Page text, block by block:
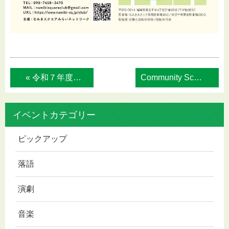
« 令和７年度東区市民企画講座「多様性への第... Community School 202... »
イベントカテゴリー
ピックアップ
落語
演劇
音楽